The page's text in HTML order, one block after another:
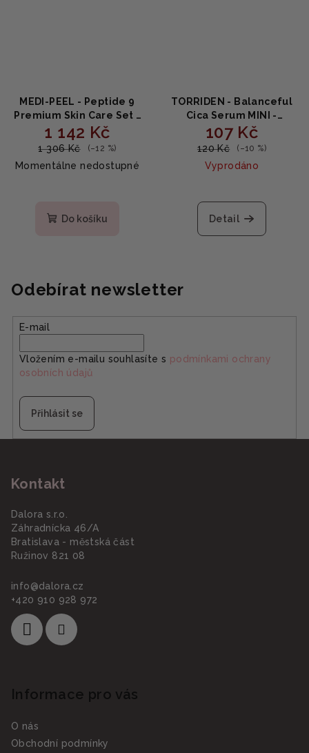
MEDI-PEEL - Peptide 9
Premium Skin Care Set -
Prémiová sada s peptidy
250ml + 250ml + 50ml +
30ml + 30ml + 10ml
1 142 Kč
1 306 Kč (–12 %)
Momentálne nedostupné
Do košíku
TORRIDEN - Balanceful
Cica Serum MINI -
Zklidňující sérum s
Centella asiatica 10ml
107 Kč
120 Kč (–10 %)
Vyprodáno
Detail
Odebírat newsletter
E-mail
Vložením e-mailu souhlasíte s podmínkami ochrany
osobních údajů
Přihlásit se
Kontakt
Dalora s.r.o.
Záhradnícka 46/A
Bratislava - městská část
Ružinov 821 08
info@dalora.cz
+420 910 928 972
Informace pro vás
O nás
Obchodní podmínky